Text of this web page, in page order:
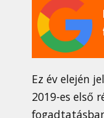
Ez év elején
2019-es első